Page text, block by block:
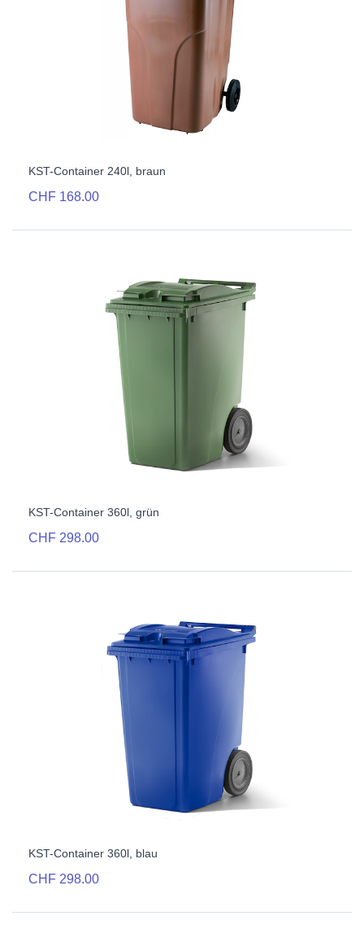
KST-Container 240l, braun
CHF 168.00
KST-Container 360l, grün
CHF 298.00
KST-Container 360l, blau
CHF 298.00